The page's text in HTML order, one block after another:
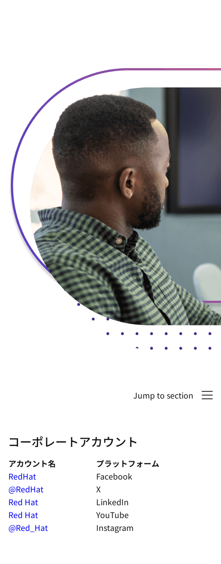
Jump to section
コーポレートアカウント
アカウント名
プラットフォーム
RedHat
Facebook
@RedHat
X
Red Hat
LinkedIn
Red Hat
YouTube
@Red_Hat
Instagram